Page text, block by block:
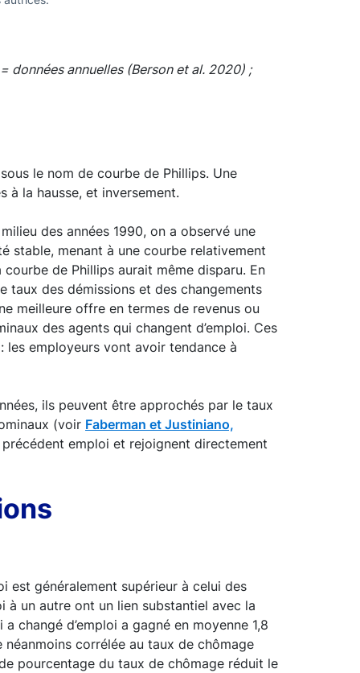
données annuelles (Berson et al. 2020) ;
le nom de courbe de Phillips. Une
à la hausse, et inversement.
des années 1990, on a observé une
stable, menant à une courbe relativement
courbe de Phillips aurait même disparu. En
taux des démissions et des changements
meilleure offre en termes de revenus ou
des agents qui changent d’emploi. Ces
les employeurs vont avoir tendance à
ils peuvent être approchés par le taux
(voir Faberman et Justiniano,
emploi et rejoignent directement
est généralement supérieur à celui des
à un autre ont un lien substantiel avec la
changé d’emploi a gagné en moyenne 1,8
néanmoins corrélée au taux de chômage
pourcentage du taux de chômage réduit le